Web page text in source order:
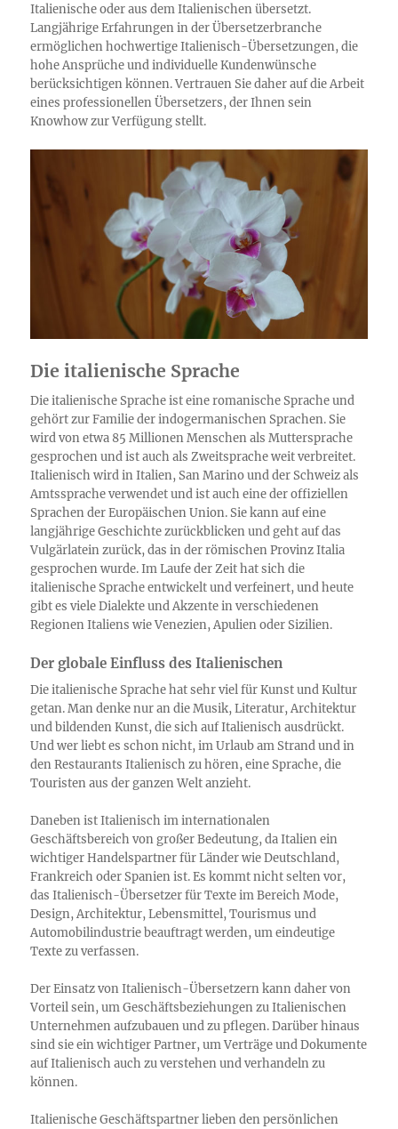
Italienische oder aus dem Italienischen übersetzt.
Langjährige Erfahrungen in der Übersetzerbranche
ermöglichen hochwertige Italienisch-Übersetzungen, die
hohe Ansprüche und individuelle Kundenwünsche
berücksichtigen können. Vertrauen Sie daher auf die Arbeit
eines professionellen Übersetzers, der Ihnen sein
Knowhow zur Verfügung stellt.
Die italienische Sprache
Die italienische Sprache ist eine romanische Sprache und
gehört zur Familie der indogermanischen Sprachen. Sie
wird von etwa 85 Millionen Menschen als Muttersprache
gesprochen und ist auch als Zweitsprache weit verbreitet.
Italienisch wird in Italien, San Marino und der Schweiz als
Amtssprache verwendet und ist auch eine der offiziellen
Sprachen der Europäischen Union. Sie kann auf eine
langjährige Geschichte zurückblicken und geht auf das
Vulgärlatein zurück, das in der römischen Provinz Italia
gesprochen wurde. Im Laufe der Zeit hat sich die
italienische Sprache entwickelt und verfeinert, und heute
gibt es viele Dialekte und Akzente in verschiedenen
Regionen Italiens wie Venezien, Apulien oder Sizilien.
Der globale Einfluss des Italienischen
Die italienische Sprache hat sehr viel für Kunst und Kultur
getan. Man denke nur an die Musik, Literatur, Architektur
und bildenden Kunst, die sich auf Italienisch ausdrückt.
Und wer liebt es schon nicht, im Urlaub am Strand und in
den Restaurants Italienisch zu hören, eine Sprache, die
Touristen aus der ganzen Welt anzieht.
Daneben ist Italienisch im internationalen
Geschäftsbereich von großer Bedeutung, da Italien ein
wichtiger Handelspartner für Länder wie Deutschland,
Frankreich oder Spanien ist. Es kommt nicht selten vor,
das Italienisch-Übersetzer für Texte im Bereich Mode,
Design, Architektur, Lebensmittel, Tourismus und
Automobilindustrie beauftragt werden, um eindeutige
Texte zu verfassen.
Der Einsatz von Italienisch-Übersetzern kann daher von
Vorteil sein, um Geschäftsbeziehungen zu Italienischen
Unternehmen aufzubauen und zu pflegen. Darüber hinaus
sind sie ein wichtiger Partner, um Verträge und Dokumente
auf Italienisch auch zu verstehen und verhandeln zu
können.
Italienische Geschäftspartner lieben den persönlichen